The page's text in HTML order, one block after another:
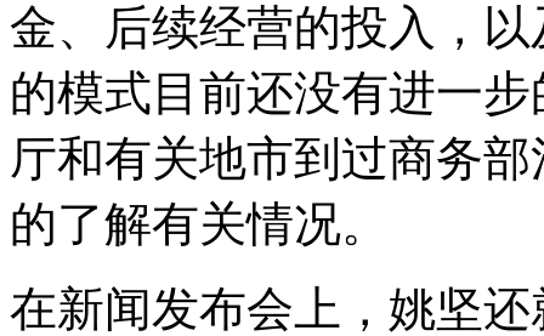
金、后续经营的投入，
的模式目前还没有进一
厅和有关地市到过商务
的了解有关情况。
在新闻发布会上，姚坚